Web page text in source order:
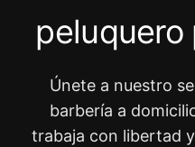
peluquero
Únete a nuestro
barbería a
trabaja con libertad